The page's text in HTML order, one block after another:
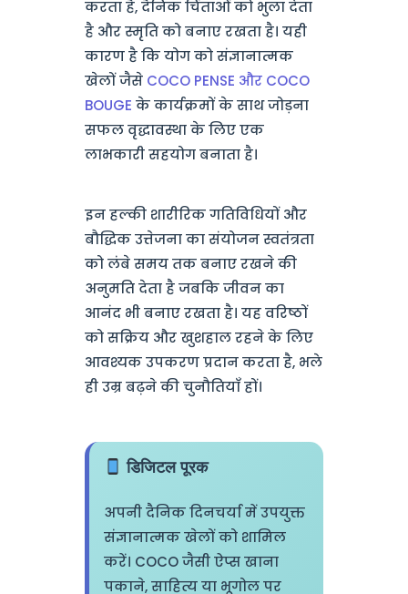
करता है, दैनिक चिंताओं को भुला देता
है और स्मृति को बनाए रखता है। यही
कारण है कि योग को संज्ञानात्मक
खेलों जैसे COCO PENSE और COCO
BOUGE के कार्यक्रमों के साथ जोड़ना
सफल वृद्धावस्था के लिए एक
लाभकारी सहयोग बनाता है।
इन हल्की शारीरिक गतिविधियों और
बौद्धिक उत्तेजना का संयोजन स्वतंत्रता
को लंबे समय तक बनाए रखने की
अनुमति देता है जबकि जीवन का
आनंद भी बनाए रखता है। यह वरिष्ठों
को सक्रिय और खुशहाल रहने के लिए
आवश्यक उपकरण प्रदान करता है, भले
ही उम्र बढ़ने की चुनौतियाँ हों।
डिजिटल पूरक
अपनी दैनिक दिनचर्या में उपयुक्त
संज्ञानात्मक खेलों को शामिल
करें। COCO जैसी ऐप्स खाना
पकाने, साहित्य या भूगोल पर